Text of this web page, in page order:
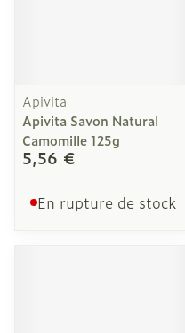
Apivita
Apivita Savon Natural
Camomille 125g
5,56 €
En rupture de stock